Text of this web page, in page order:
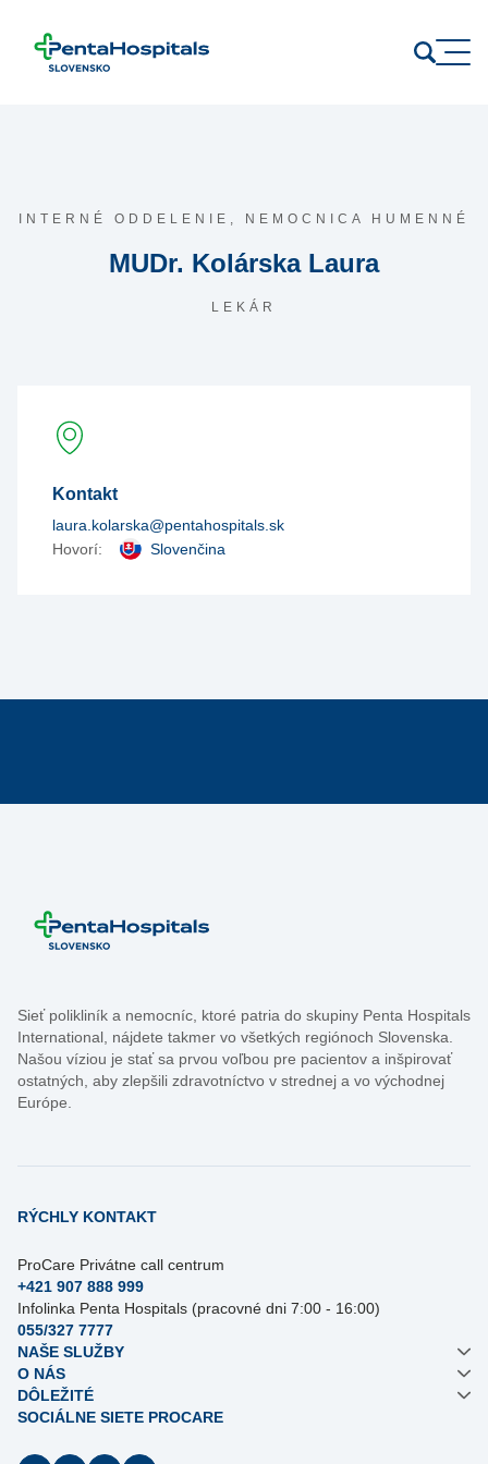
INTERNÉ ODDELENIE, NEMOCNICA HUMENNÉ
MUDr. Kolárska Laura
LEKÁR
Kontakt
laura.kolarska@pentahospitals.sk
Hovorí:
Slovenčina
Sieť polikliník a nemocníc, ktoré patria do skupiny Penta Hospitals
International, nájdete takmer vo všetkých regiónoch Slovenska.
Našou víziou je stať sa prvou voľbou pre pacientov a inšpirovať
ostatných, aby zlepšili zdravotníctvo v strednej a vo východnej
Európe.
RÝCHLY KONTAKT
ProCare Privátne call centrum
+421 907 888 999
Infolinka Penta Hospitals (pracovné dni 7:00 - 16:00)
055/327 7777
NAŠE SLUŽBY
O NÁS
DÔLEŽITÉ
SOCIÁLNE SIETE PROCARE